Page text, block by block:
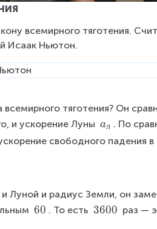
всемирного тяготения.
Исаак Ньютон.
тяготения? Он
и ускорение Луны a
_
aл . По
свободного падения в
Луной и радиус Земли, он
\
60 . То есть \
3600 раз —